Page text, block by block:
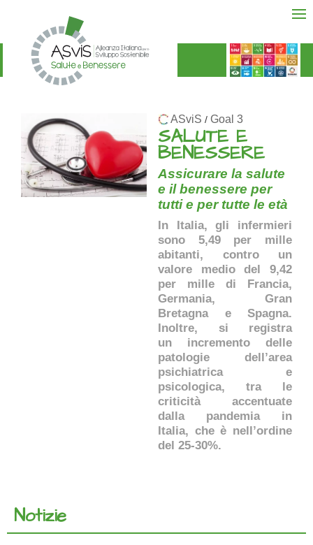
ASviS / Goal 3
SALUTE E
BENESSERE
Assicurare la salute
e il benessere per
tutti e per tutte le età
In Italia, gli infermieri
sono 5,49 per mille
abitanti, contro un
valore medio del 9,42
per mille di Francia,
Germania, Gran
Bretagna e Spagna.
Inoltre, si registra
un incremento delle
patologie dell’area
psichiatrica e
psicologica, tra le
criticità accentuate
dalla pandemia in
Italia, che è nell’ordine
del 25-30%.
Notizie